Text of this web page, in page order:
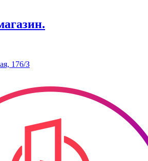
176/З